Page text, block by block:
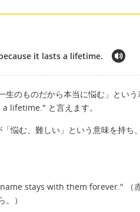
it lasts a lifetime.
生のものだから本当に悩む」とい
lifetime." と言えます。
悩む、難しい」という意味を持
stays with them forever." （
）